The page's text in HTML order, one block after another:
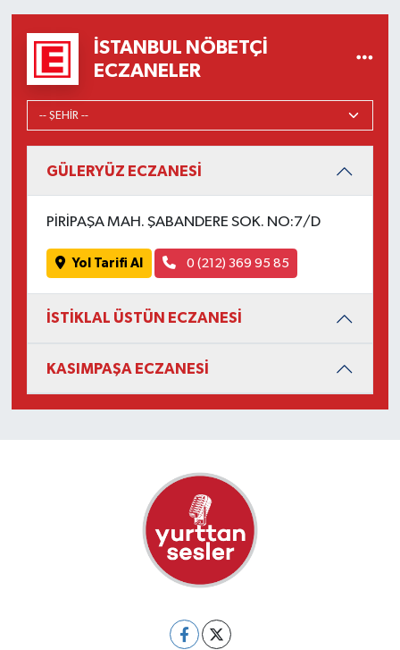
İSTANBUL NÖBETÇI
ECZANELER
GÜLERYÜZ ECZANESİ
PİRİPAŞA MAH. ŞABANDERE SOK. NO:7/D
Yol Tarifi Al 0 (212) 369 95 85
İSTİKLAL ÜSTÜN ECZANESİ
KASIMPAŞA ECZANESİ